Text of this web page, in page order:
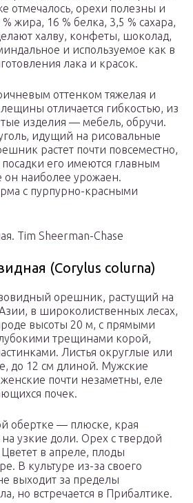
отмечалось, орехи полезны и
жира, 16 % белка, 3,5 % сахара,
халву, конфеты, шоколад,
и используемое как в
лака и красок.
оттенком тяжелая и
отличается гибкостью, из
изделия — мебель, обручи.
идущий на рисовальные
растет почти повсеместно,
его имеются главным
он наиболее урожаен.
с пурпурно-красными
Tim Sheerman-Chase
(Corylus colurna)
орешник, растущий на
в широколиственных лесах,
высоты 20 м, с прямыми
трещинами корой,
Листья округлые или
до 12 см длиной. Мужские
почти незаметны, еле
почек.
обертке — плюске, края
узкие доли. Орех с твердой
в апреле, плоды
В культуре из-за своего
выходит за пределы
но встречается в Прибалтике.